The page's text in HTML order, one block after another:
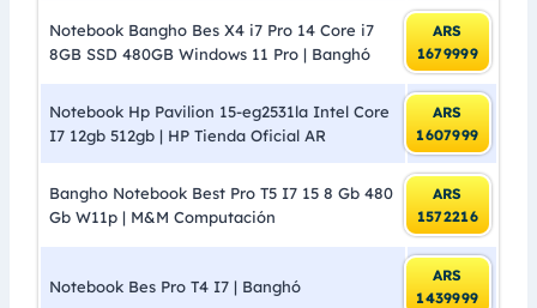
Notebook Bangho Bes X4 i7 Pro 14 Core i7
8GB SSD 480GB Windows 11 Pro | Banghó
ARS
1679999
Notebook Hp Pavilion 15-eg2531la Intel Core
I7 12gb 512gb | HP Tienda Oficial AR
ARS
1607999
Bangho Notebook Best Pro T5 I7 15 8 Gb 480
Gb W11p | M&M Computación
ARS
1572216
Notebook Bes Pro T4 I7 | Banghó
ARS
1439999